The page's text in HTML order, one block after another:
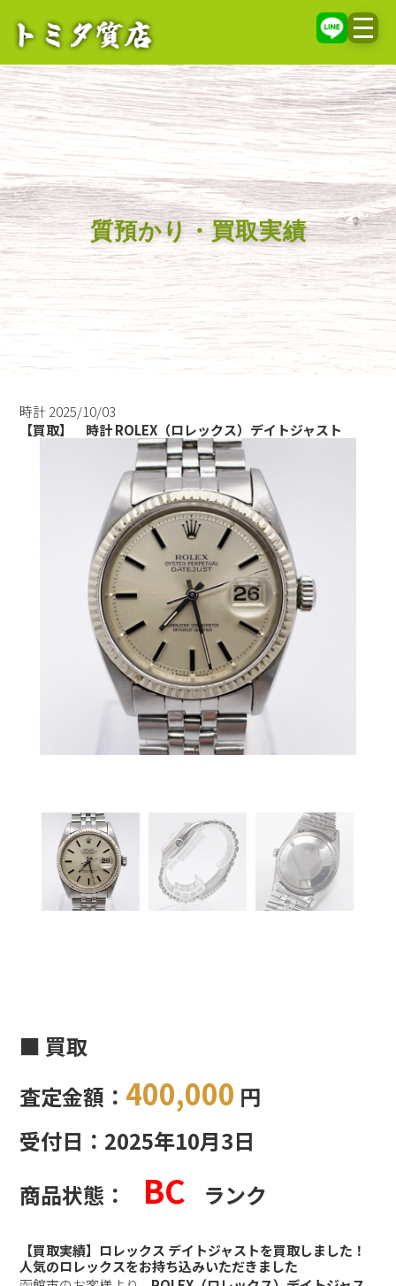
メニ
質預かり・買取実績
時計2025/10/03
【買取】 時計 ROLEX（ロレックス）デイトジャスト
■ 買取
査定金額： 400,000 円
受付日：2025年10月3日
商品状態：
BC ランク
【買取実績】ロレックス デイトジャストを買取しました！
人気のロレックスをお持ち込みいただきました